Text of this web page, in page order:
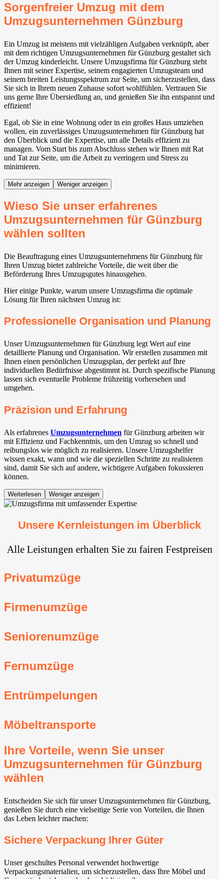
Sorgenfreier Umzug mit dem
Umzugsunternehmen Günzburg
Ein Umzug ist meistens mit vielzähligen Aufgaben verknüpft, aber
mit dem richtigen Umzugsunternehmen für Günzburg gestaltet sich
der Umzug kinderleicht. Unsere Umzugsfirma für Günzburg steht
Ihnen mit seiner Expertise, seinem engagierten Umzugsteam und
seinem breiten Leistungsspektrum zur Seite, um sicherzustellen, dass
Sie sich in Ihrem neuen Zuhause sofort wohlfühlen. Vertrauen Sie
uns gerne Ihre Übersiedlung an, und genießen Sie ihn entspannt und
effizient!
Egal, ob Sie in eine Wohnung oder in ein großes Haus umziehen
wollen, ein zuverlässiges Umzugsunternehmen für Günzburg hat
den Überblick und die Expertise, um alle Details effizient zu
managen. Vom Start bis zum Abschluss stehen wir Ihnen mit Rat
und Tat zur Seite, um die Arbeit zu verringern und Stress zu
minimieren.
Mehr anzeigen Weniger anzeigen
Wieso Sie unser erfahrenes
Umzugsunternehmen für Günzburg
wählen sollten
Die Beauftragung eines Umzugsunternehmens für Günzburg für
Ihren Umzug bietet zahlreiche Vorteile, die weit über die
Beförderung Ihres Umzugsgutes hinausgehen.
Hier einige Punkte, warum unsere Umzugsfirma die optimale
Lösung für Ihren nächsten Umzug ist:
Professionelle Organisation und Planung
Unser Umzugsunternehmen für Günzburg legt Wert auf eine
detaillierte Planung und Organisation. Wir erstellen zusammen mit
Ihnen einen persönlichen Umzugsplan, der perfekt auf Ihre
individuellen Bedürfnisse abgestimmt ist. Durch spezifische Planung
lassen sich eventuelle Probleme frühzeitig vorhersehen und
umgehen.
Präzision und Erfahrung
Als erfahrenes Umzugsunternehmen für Günzburg arbeiten wir
mit Effizienz und Fachkenntnis, um den Umzug so schnell und
reibungslos wie möglich zu realisieren. Unsere Umzugshelfer
wissen exakt, wann und wie die speziellen Schritte zu realisieren
sind, damit Sie sich auf andere, wichtigere Aufgaben fokussieren
können.
Weiterlesen Weniger anzeigen
Unsere Kernleistungen im Überblick
Alle Leistungen erhalten Sie zu fairen Festpreisen
Privatumzüge
Firmenumzüge
Seniorenumzüge
Fernumzüge
Entrümpelungen
Möbeltransporte
Ihre Vorteile, wenn Sie unser
Umzugsunternehmen für Günzburg
wählen
Entscheiden Sie sich für unser Umzugsunternehmen für Günzburg,
genießen Sie durch eine vielseitige Serie von Vorteilen, die Ihnen
das Leben leichter machen:
Sichere Verpackung Ihrer Güter
Unser geschultes Personal verwendet hochwertige
Verpackungsmaterialien, um sicherzustellen, dass Ihre Möbel und